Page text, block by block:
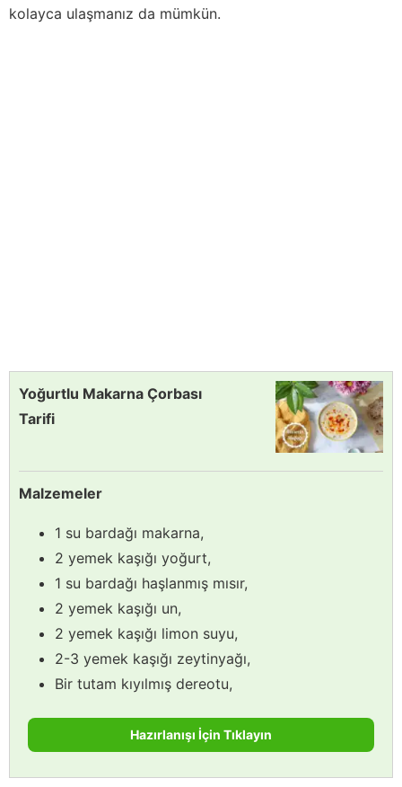
kolayca ulaşmanız da mümkün.
Yoğurtlu Makarna Çorbası
Tarifi
Malzemeler
1 su bardağı makarna,
2 yemek kaşığı yoğurt,
1 su bardağı haşlanmış mısır,
2 yemek kaşığı un,
2 yemek kaşığı limon suyu,
2-3 yemek kaşığı zeytinyağı,
Bir tutam kıyılmış dereotu,
Hazırlanışı İçin Tıklayın